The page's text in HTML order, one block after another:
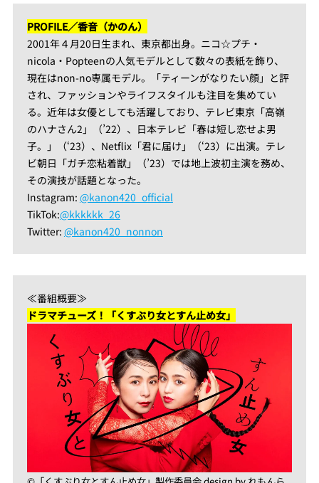
PROFILE／香音（かのん）
2001年４月20日生まれ、東京都出身。ニコ☆プチ・
nicola・Popteenの人気モデルとして数々の表紙を飾り、
現在はnon-no専属モデル。「ティーンがなりたい顔」と評
され、ファッションやライフスタイルも注目を集めてい
る。近年は女優としても活躍しており、テレビ東京「高嶺
のハナさん2」（’22）、日本テレビ「春は短し恋せよ男
子。」（‘23）、Netflix「君に届け」（‘23）に出演。テレ
ビ朝日「ガチ恋粘着獣」（’23）では地上波初主演を務め、
その演技が話題となった。
Instagram: @kanon420_official
TikTok:@kkkkkk_26
Twitter: @kanon420_nonnon
≪番組概要≫
ドラマチューズ！「くすぶり女とすん止め女」